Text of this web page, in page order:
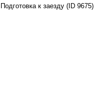
Подготовка к заезду (ID 9675)